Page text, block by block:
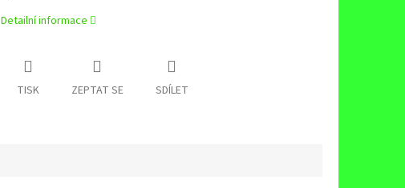
Detailní informace
TISK ZEPTAT SE SDÍLET